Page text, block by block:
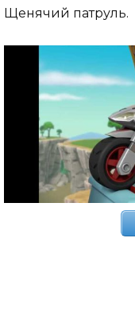
Щенячий патруль.